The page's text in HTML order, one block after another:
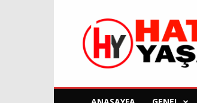
Hatay
Yaşam
Gazetesi